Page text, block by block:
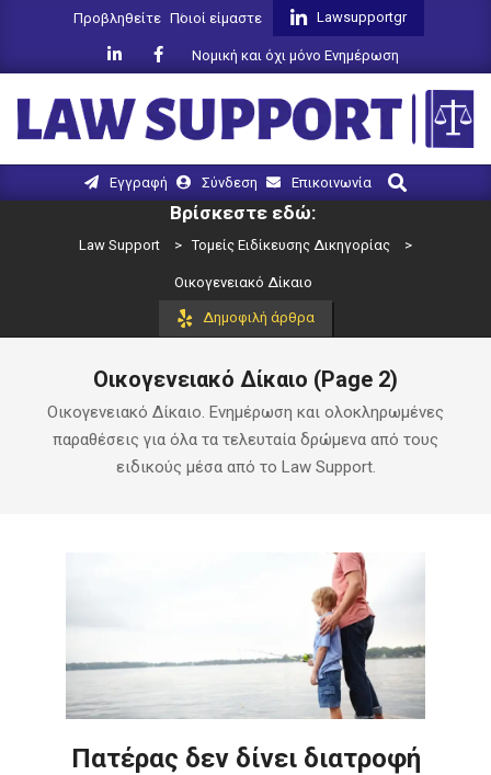
Προβληθείτε Ποιοί είμαστε Lawsupportgr
Νομική και όχι μόνο Ενημέρωση
LAW
SUPPORT
Navigation
Εγγραφή Σύνδεση Επικοινωνία
Search
Βρίσκεστε εδώ:
Law Support > Τομείς Ειδίκευσης Δικηγορίας >
Οικογενειακό Δίκαιο
Δημοφιλή άρθρα
Οικογενειακό Δίκαιο (Page 2)
Οικογενειακό Δίκαιο. Ενημέρωση και ολοκληρωμένες
παραθέσεις για όλα τα τελευταία δρώμενα από τους
ειδικούς μέσα από το Law Support.
Πατέρας δεν δίνει διατροφή